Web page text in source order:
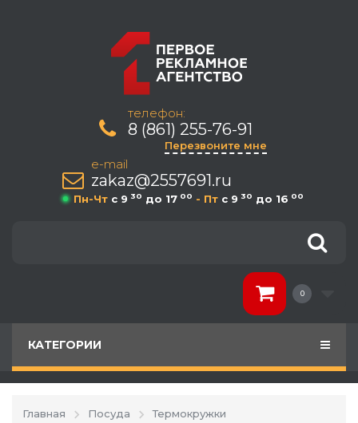
телефон:
8 (861) 255-76-91
Перезвоните мне
e-mail
zakaz@2557691.ru
Пн-Чт c 9 30 до 17 00 - Пт c 9 30 до 16 00
0
КАТЕГОРИИ
Главная Посуда
Термокружки